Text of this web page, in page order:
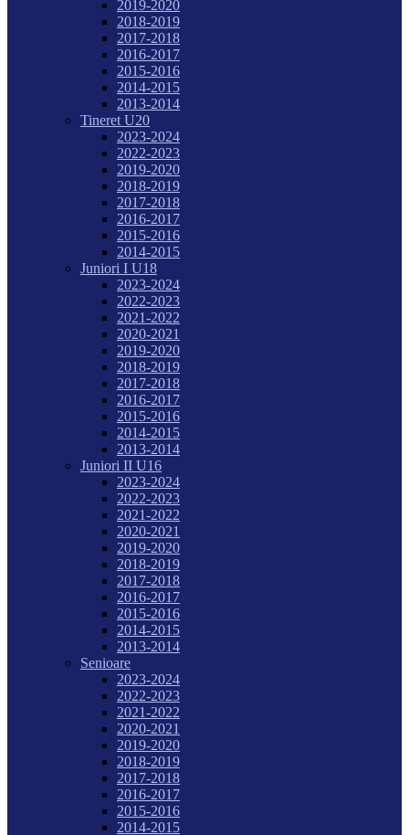
2019-2020
2018-2019
2017-2018
2016-2017
2015-2016
2014-2015
2013-2014
Tineret U20
2023-2024
2022-2023
2019-2020
2018-2019
2017-2018
2016-2017
2015-2016
2014-2015
Juniori I U18
2023-2024
2022-2023
2021-2022
2020-2021
2019-2020
2018-2019
2017-2018
2016-2017
2015-2016
2014-2015
2013-2014
Juniori II U16
2023-2024
2022-2023
2021-2022
2020-2021
2019-2020
2018-2019
2017-2018
2016-2017
2015-2016
2014-2015
2013-2014
Senioare
2023-2024
2022-2023
2021-2022
2020-2021
2019-2020
2018-2019
2017-2018
2016-2017
2015-2016
2014-2015